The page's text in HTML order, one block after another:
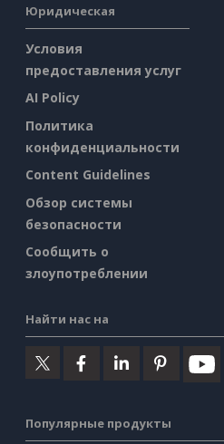
Юридическая
Условия
предоставления услуг
AI Policy
Политика
конфиденциальности
Content Guidelines
Обзор системы
безопасности
Сообщить о
злоупотреблении
Найти нас на
Популярные продукты